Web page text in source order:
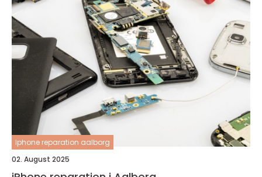
Iphone reparation aalborg
02. August 2025